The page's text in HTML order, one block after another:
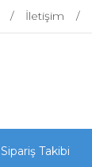
İletişim
Sipariş Takibi